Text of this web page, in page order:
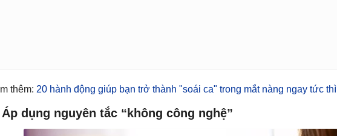
thêm: 20 hành động giúp bạn trở thành "soái ca" trong mắt nàng ngay tức thì
dụng nguyên tắc “không công nghệ”